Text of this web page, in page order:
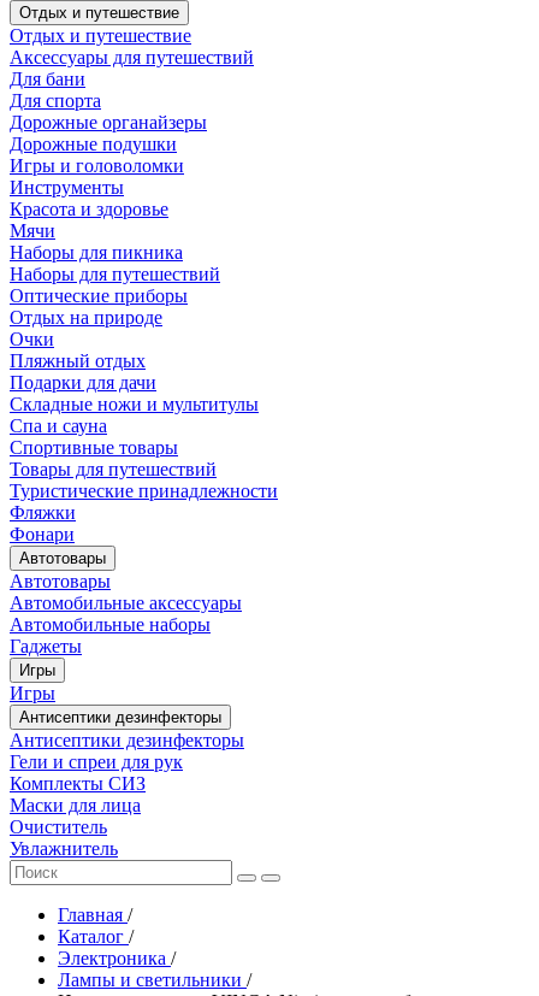
Отдых и путешествие
Отдых и путешествие
Аксессуары для путешествий
Для бани
Для спорта
Дорожные органайзеры
Дорожные подушки
Игры и головоломки
Инструменты
Красота и здоровье
Мячи
Наборы для пикника
Наборы для путешествий
Оптические приборы
Отдых на природе
Очки
Пляжный отдых
Подарки для дачи
Складные ножи и мультитулы
Спа и сауна
Спортивные товары
Товары для путешествий
Туристические принадлежности
Фляжки
Фонари
Автотовары
Автотовары
Автомобильные аксессуары
Автомобильные наборы
Гаджеты
Игры
Игры
Антисептики дезинфекторы
Антисептики дезинфекторы
Гели и спреи для рук
Комплекты СИЗ
Маски для лица
Очиститель
Увлажнитель
Главная /
Каталог /
Электроника /
Лампы и светильники /